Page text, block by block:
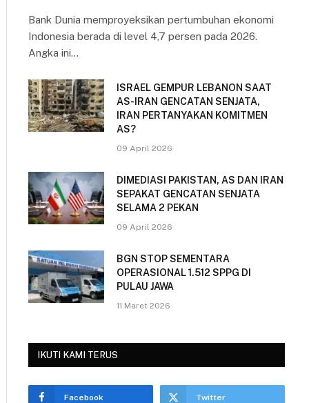
Bank Dunia memproyeksikan pertumbuhan ekonomi
Indonesia berada di level 4,7 persen pada 2026.
Angka ini…
ISRAEL GEMPUR LEBANON SAAT
AS-IRAN GENCATAN SENJATA,
IRAN PERTANYAKAN KOMITMEN
AS?
09 April 2026
DIMEDIASI PAKISTAN, AS DAN IRAN
SEPAKAT GENCATAN SENJATA
SELAMA 2 PEKAN
09 April 2026
BGN STOP SEMENTARA
OPERASIONAL 1.512 SPPG DI
PULAU JAWA
11 Maret 2026
IKUTI KAMI TERUS
Facebook Twitter